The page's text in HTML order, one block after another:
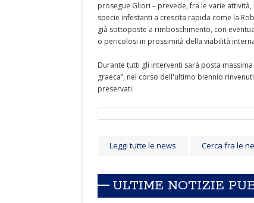
prosegue Gliori – prevede, fra le varie
specie infestanti a crescita rapida come la
già sottoposte a rimboschimento, con
o pericolosi in prossimità della viabilità
Durante tutti gli interventi sarà posta
graeca”, nel corso dell'ultimo biennio
preservati.
Leggi tutte le news Cerca fra le
ULTIME NOTIZIE